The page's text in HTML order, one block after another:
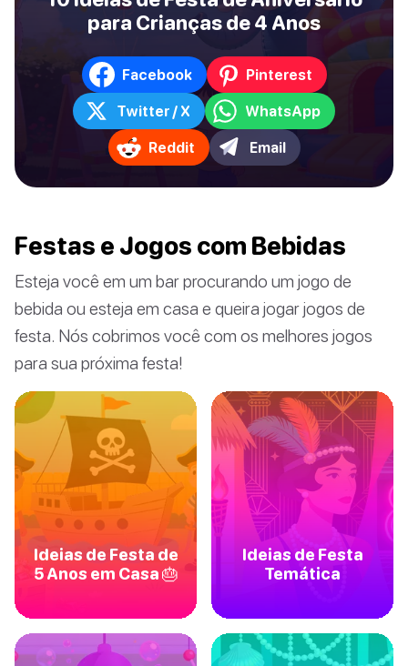
para Crianças de 4 Anos
Facebook Pinterest
Twitter / X WhatsApp
Reddit Email
Festas e Jogos com Bebidas
Esteja você em um bar procurando um jogo de
bebida ou esteja em casa e queira jogar jogos de
festa. Nós cobrimos você com os melhores jogos
para sua próxima festa!
Ideias de Festa de
5 Anos em Casa 🎂
Ideias de Festa
Temática